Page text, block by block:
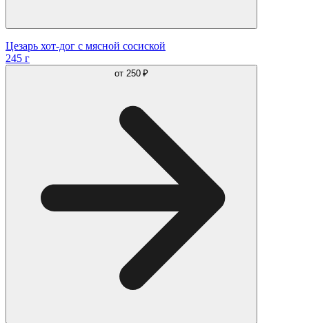
Цезарь хот-дог с мясной сосиской
245 г
от 250 ₽